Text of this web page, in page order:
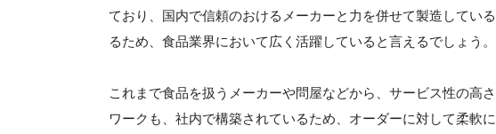
ており、国内で信頼のおけるメーカーと力を併せて製造してい
るため、食品業界において広く活躍していると言えるでしょう。
これまで食品を扱うメーカーや問屋などから、サービス性の高
ワークも、社内で構築されているため、オーダーに対して柔軟